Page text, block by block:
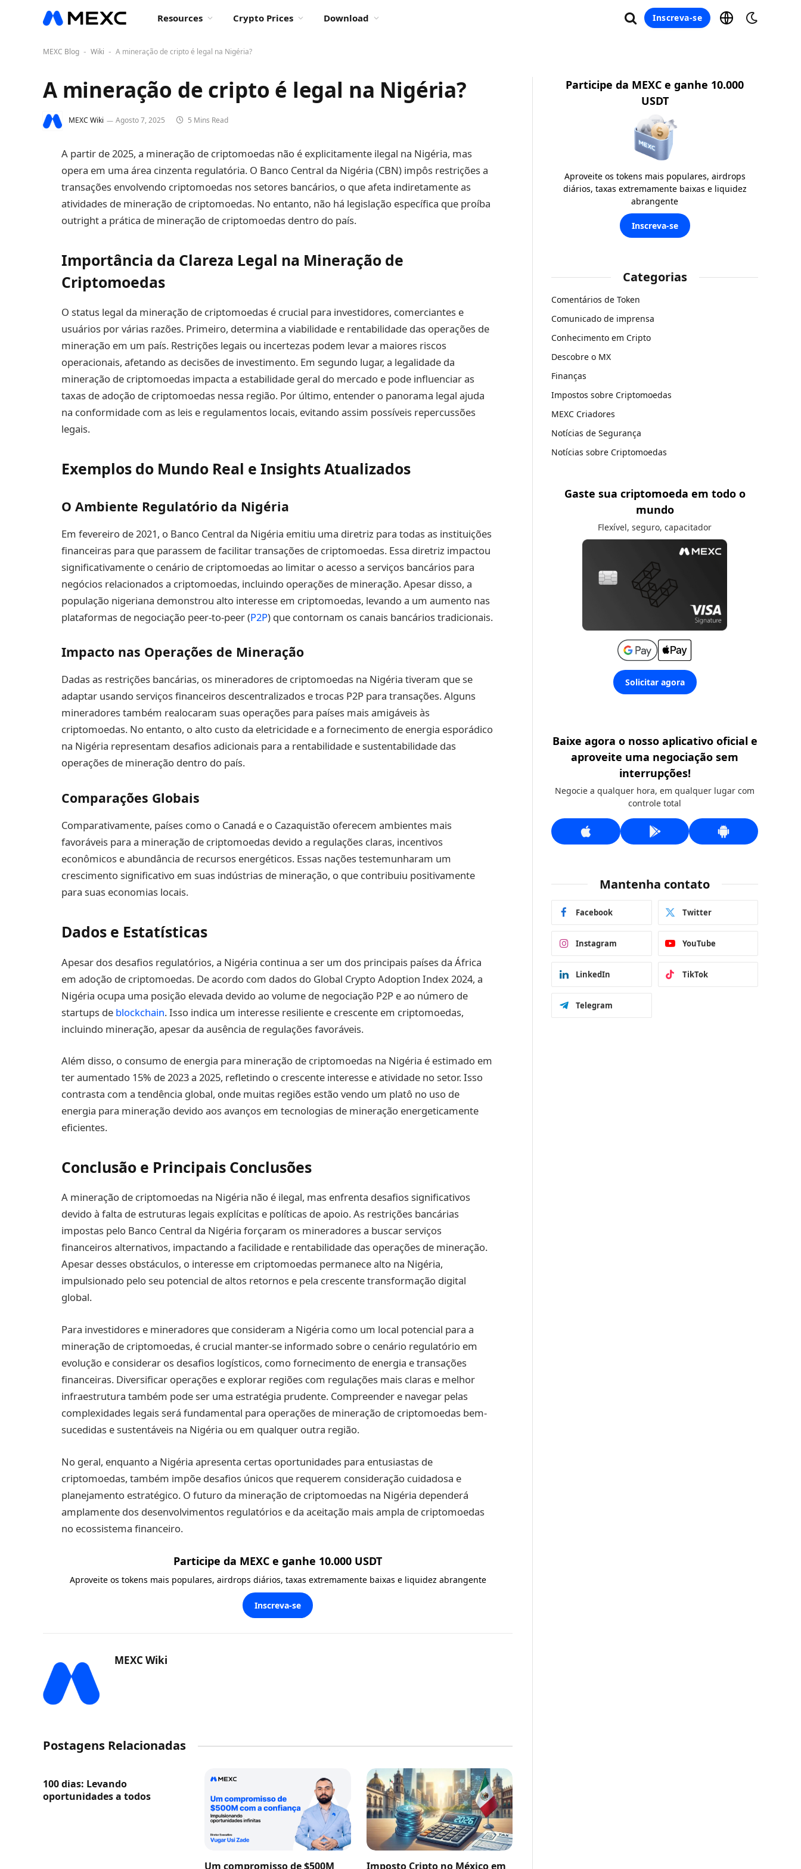
Resources Crypto Prices Download Inscreva-se
MEXC Blog - Wiki - A mineração de cripto é legal na Nigéria?
A mineração de cripto é legal na Nigéria?
MEXC Wiki Agosto 7, 2025 5 Mins Read
A partir de 2025, a mineração de criptomoedas não é explicitamente ilegal na Nigéria, mas
opera em uma área cinzenta regulatória. O Banco Central da Nigéria (CBN) impôs restrições a
transações envolvendo criptomoedas nos setores bancários, o que afeta indiretamente as
atividades de mineração de criptomoedas. No entanto, não há legislação específica que proíba
outright a prática de mineração de criptomoedas dentro do país.
Importância da Clareza Legal na Mineração de
Criptomoedas
O status legal da mineração de criptomoedas é crucial para investidores, comerciantes e
usuários por várias razões. Primeiro, determina a viabilidade e rentabilidade das operações de
mineração em um país. Restrições legais ou incertezas podem levar a maiores riscos
operacionais, afetando as decisões de investimento. Em segundo lugar, a legalidade da
mineração de criptomoedas impacta a estabilidade geral do mercado e pode influenciar as
taxas de adoção de criptomoedas nessa região. Por último, entender o panorama legal ajuda
na conformidade com as leis e regulamentos locais, evitando assim possíveis repercussões
legais.
Exemplos do Mundo Real e Insights Atualizados
O Ambiente Regulatório da Nigéria
Em fevereiro de 2021, o Banco Central da Nigéria emitiu uma diretriz para todas as instituições
financeiras para que parassem de facilitar transações de criptomoedas. Essa diretriz impactou
significativamente o cenário de criptomoedas ao limitar o acesso a serviços bancários para
negócios relacionados a criptomoedas, incluindo operações de mineração. Apesar disso, a
população nigeriana demonstrou alto interesse em criptomoedas, levando a um aumento nas
plataformas de negociação peer-to-peer (P2P) que contornam os canais bancários tradicionais.
Impacto nas Operações de Mineração
Dadas as restrições bancárias, os mineradores de criptomoedas na Nigéria tiveram que se
adaptar usando serviços financeiros descentralizados e trocas P2P para transações. Alguns
mineradores também realocaram suas operações para países mais amigáveis às
criptomoedas. No entanto, o alto custo da eletricidade e a fornecimento de energia esporádico
na Nigéria representam desafios adicionais para a rentabilidade e sustentabilidade das
operações de mineração dentro do país.
Comparações Globais
Comparativamente, países como o Canadá e o Cazaquistão oferecem ambientes mais
favoráveis para a mineração de criptomoedas devido a regulações claras, incentivos
econômicos e abundância de recursos energéticos. Essas nações testemunharam um
crescimento significativo em suas indústrias de mineração, o que contribuiu positivamente
para suas economias locais.
Dados e Estatísticas
Apesar dos desafios regulatórios, a Nigéria continua a ser um dos principais países da África
em adoção de criptomoedas. De acordo com dados do Global Crypto Adoption Index 2024, a
Nigéria ocupa uma posição elevada devido ao volume de negociação P2P e ao número de
startups de blockchain. Isso indica um interesse resiliente e crescente em criptomoedas,
incluindo mineração, apesar da ausência de regulações favoráveis.
Além disso, o consumo de energia para mineração de criptomoedas na Nigéria é estimado em
ter aumentado 15% de 2023 a 2025, refletindo o crescente interesse e atividade no setor. Isso
contrasta com a tendência global, onde muitas regiões estão vendo um platô no uso de
energia para mineração devido aos avanços em tecnologias de mineração energeticamente
eficientes.
Conclusão e Principais Conclusões
A mineração de criptomoedas na Nigéria não é ilegal, mas enfrenta desafios significativos
devido à falta de estruturas legais explícitas e políticas de apoio. As restrições bancárias
impostas pelo Banco Central da Nigéria forçaram os mineradores a buscar serviços
financeiros alternativos, impactando a facilidade e rentabilidade das operações de mineração.
Apesar desses obstáculos, o interesse em criptomoedas permanece alto na Nigéria,
impulsionado pelo seu potencial de altos retornos e pela crescente transformação digital
global.
Para investidores e mineradores que consideram a Nigéria como um local potencial para a
mineração de criptomoedas, é crucial manter-se informado sobre o cenário regulatório em
evolução e considerar os desafios logísticos, como fornecimento de energia e transações
financeiras. Diversificar operações e explorar regiões com regulações mais claras e melhor
infraestrutura também pode ser uma estratégia prudente. Compreender e navegar pelas
complexidades legais será fundamental para operações de mineração de criptomoedas bem-
sucedidas e sustentáveis na Nigéria ou em qualquer outra região.
No geral, enquanto a Nigéria apresenta certas oportunidades para entusiastas de
criptomoedas, também impõe desafios únicos que requerem consideração cuidadosa e
planejamento estratégico. O futuro da mineração de criptomoedas na Nigéria dependerá
amplamente dos desenvolvimentos regulatórios e da aceitação mais ampla de criptomoedas
no ecossistema financeiro.
Participe da MEXC e ganhe 10.000 USDT
Aproveite os tokens mais populares, airdrops diários, taxas extremamente baixas e liquidez abrangente
Inscreva-se
MEXC Wiki
Postagens Relacionadas
100 dias: Levando
oportunidades a todos
Um compromisso de $500M Imposto Cripto no México em
Participe da MEXC e ganhe 10.000
USDT
Aproveite os tokens mais populares, airdrops
diários, taxas extremamente baixas e liquidez
abrangente
Inscreva-se
Categorias
Comentários de Token
Comunicado de imprensa
Conhecimento em Cripto
Descobre o MX
Finanças
Impostos sobre Criptomoedas
MEXC Criadores
Notícias de Segurança
Notícias sobre Criptomoedas
Gaste sua criptomoeda em todo o
mundo
Flexível, seguro, capacitador
Solicitar agora
Baixe agora o nosso aplicativo oficial e
aproveite uma negociação sem
interrupções!
Negocie a qualquer hora, em qualquer lugar com
controle total
Mantenha contato
Facebook Twitter
Instagram YouTube
LinkedIn TikTok
Telegram